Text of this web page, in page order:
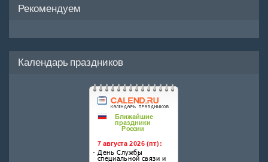
Рекомендуем
Календарь праздников